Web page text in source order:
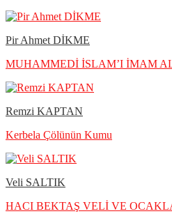
Pir Ahmet DİKME
MUHAMMEDİ İSLAM’I İMAM
Remzi KAPTAN
Kerbela Çölünün Kumu
Veli SALTIK
HACI BEKTAŞ VELİ VE